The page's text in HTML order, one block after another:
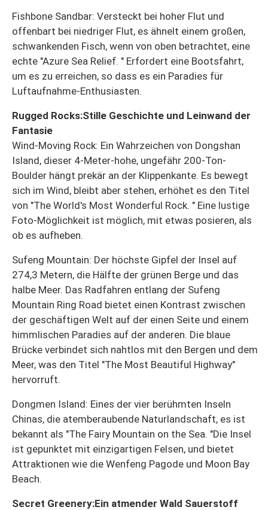
Fishbone Sandbar: Versteckt bei hoher Flut und
offenbart bei niedriger Flut, es ähnelt einem großen,
schwankenden Fisch, wenn von oben betrachtet, eine
echte "Azure Sea Relief. " Erfordert eine Bootsfahrt,
um es zu erreichen, so dass es ein Paradies für
Luftaufnahme-Enthusiasten.
Rugged Rocks:Stille Geschichte und Leinwand der
Fantasie
Wind-Moving Rock: Ein Wahrzeichen von Dongshan
Island, dieser 4-Meter-hohe, ungefähr 200-Ton-
Boulder hängt prekär an der Klippenkante. Es bewegt
sich im Wind, bleibt aber stehen, erhöhet es den Titel
von "The World's Most Wonderful Rock. " Eine lustige
Foto-Möglichkeit ist möglich, mit etwas posieren, als
ob es aufheben.
Sufeng Mountain: Der höchste Gipfel der Insel auf
274,3 Metern, die Hälfte der grünen Berge und das
halbe Meer. Das Radfahren entlang der Sufeng
Mountain Ring Road bietet einen Kontrast zwischen
der geschäftigen Welt auf der einen Seite und einem
himmlischen Paradies auf der anderen. Die blaue
Brücke verbindet sich nahtlos mit den Bergen und dem
Meer, was den Titel "The Most Beautiful Highway"
hervorruft.
Dongmen Island: Eines der vier berühmten Inseln
Chinas, die atemberaubende Naturlandschaft, es ist
bekannt als "The Fairy Mountain on the Sea. "Die Insel
ist gepunktet mit einzigartigen Felsen, und bietet
Attraktionen wie die Wenfeng Pagode und Moon Bay
Beach.
Secret Greenery:Ein atmender Wald Sauerstoff